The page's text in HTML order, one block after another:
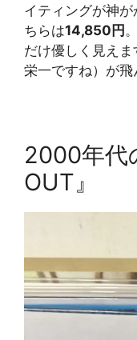
イティングが神
ちらは14,850円
だけ優しく見え
栄一ですね）が飛
2000年代
OUT』